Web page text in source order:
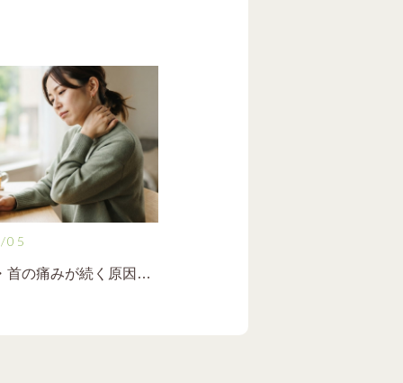
05
【首こり・首の痛みが続く原因と改善のポイント】